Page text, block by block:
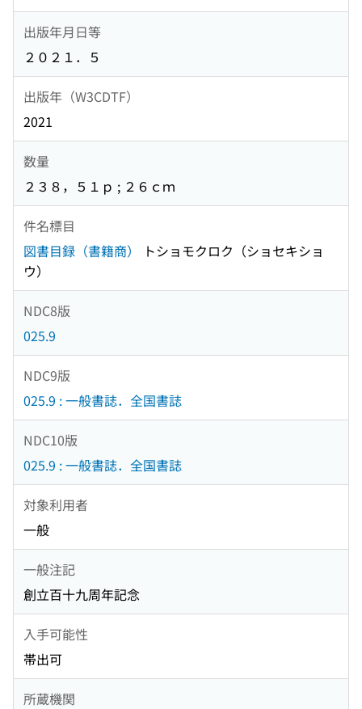
出版年月日等
２０２１．５
出版年（W3CDTF）
2021
数量
２３８，５１ｐ ; ２６ｃｍ
件名標目
図書目録（書籍商）
トショモクロク（ショセキショ
ウ）
NDC8版
025.9
NDC9版
025.9 : 一般書誌．全国書誌
NDC10版
025.9 : 一般書誌．全国書誌
対象利用者
一般
一般注記
創立百十九周年記念
入手可能性
帯出可
所蔵機関